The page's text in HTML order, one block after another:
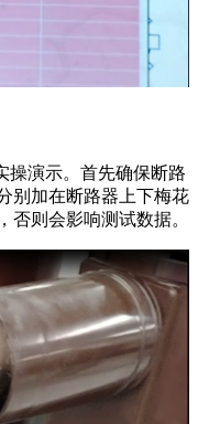
操演示。首先确保断路
别加在断路器上下梅花
否则会影响测试数据。